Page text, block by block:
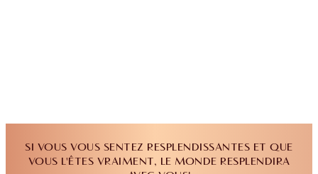
SI VOUS VOUS SENTEZ RESPLENDISSANTES ET QUE
VOUS L'ÊTES VRAIMENT, LE MONDE RESPLENDIRA